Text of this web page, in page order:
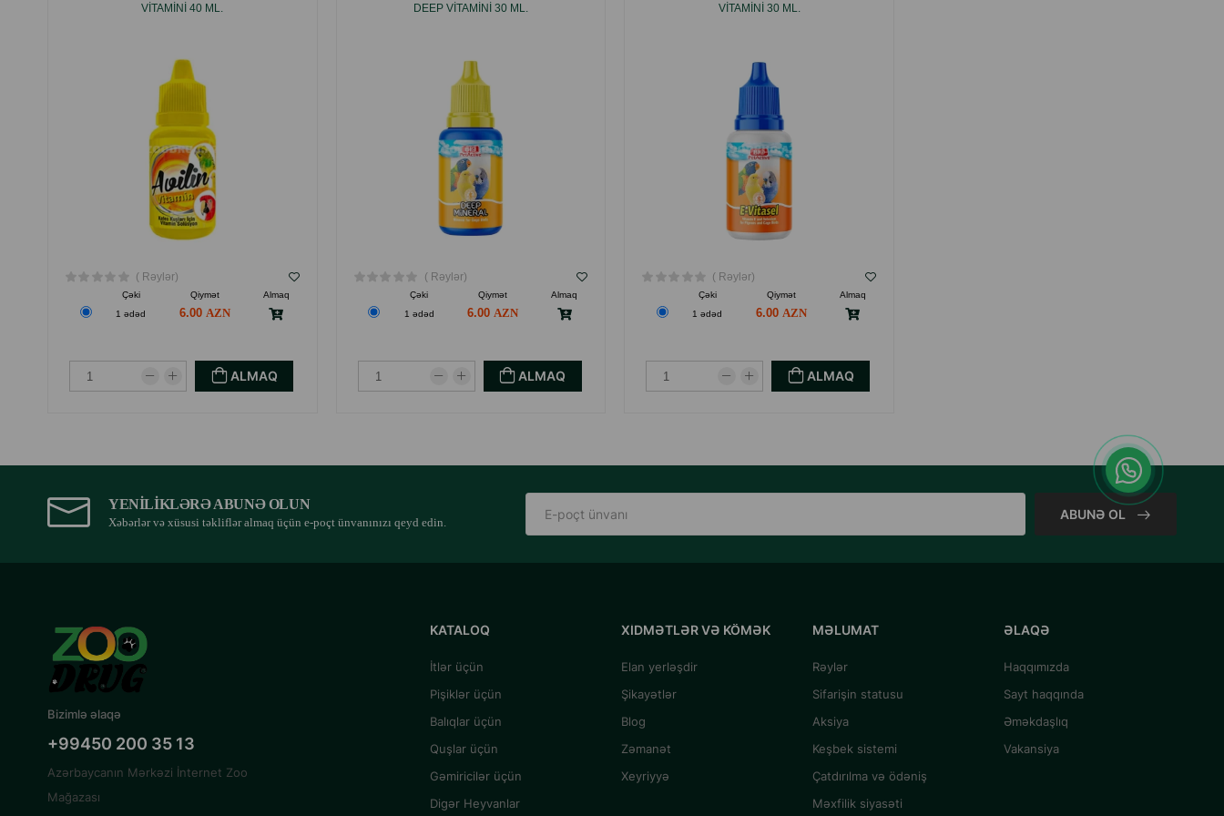
VITAMINI 40 ML.
( Rəylər)
Çəki Qiymət
Almaq
1 ədəd
6.00
ALMAQ
DEEP VITAMINI 30 ML.
( Rəylər)
Çəki Qiymət
Almaq
1 ədəd
6.00
ALMAQ
VITAMINI 30 ML.
( Rəylər)
Çəki Qiymət
Almaq
1 ədəd
6.00
ALMAQ
YENILIKLƏRƏ ABUNƏ OLUN
Xəbərlər və xüsusi təkliflər almaq üçün e-poçt ünvanınızı qeyd edin.
ABUNƏ OL
Bizimlə əlaqə
+99450 200 35 13
Azərbaycanın Mərkəzi İnternet Zoo
Mağazası
KATALOQ
İtlər üçün
Pişiklər üçün
Balıqlar üçün
Quşlar üçün
Gəmiricilər üçün
Digər Heyvanlar
XIDMƏTLƏR VƏ KÖMƏK
Elan yerləşdir
Şikayətlər
Blog
Zəmanət
Xeyriyyə
MƏLUMAT
Rəylər
Sifarişin statusu
Aksiya
Keşbek sistemi
Çatdırılma və ödəniş
Məxfilik siyasəti
ƏLAQƏ
Haqqımızda
Sayt haqqında
Əməkdaşlıq
Vakansiya